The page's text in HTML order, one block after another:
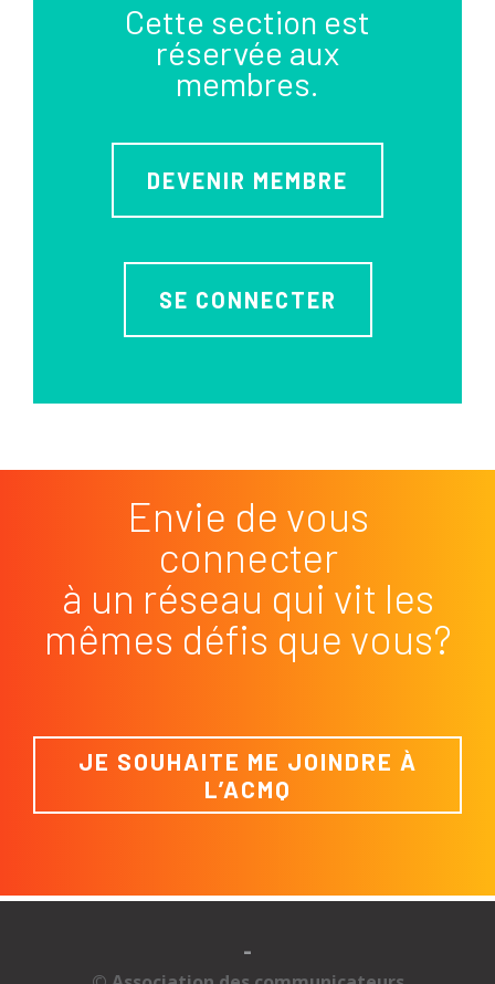
Cette section est
réservée aux
membres.
DEVENIR MEMBRE
SE CONNECTER
Envie de vous
connecter
à un réseau qui vit les
mêmes défis que vous?
JE SOUHAITE ME JOINDRE À
L’ACMQ
-